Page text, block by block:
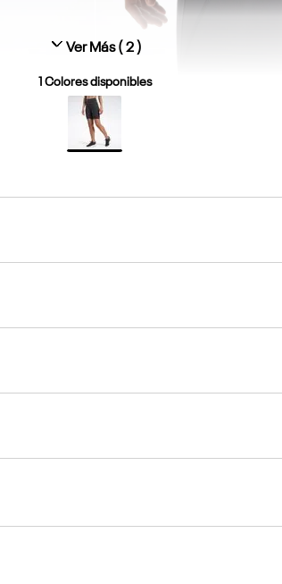
Ver Más ( 2)
Colores disponibles